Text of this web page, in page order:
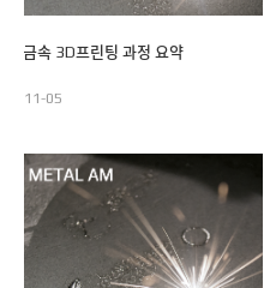
GROUPWARE
금속 3D프린팅 과정 요약
11-05